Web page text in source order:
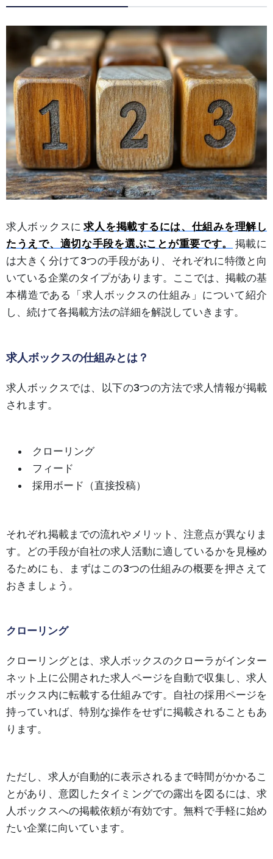
求人ボックスに 求人を掲載するには、仕組みを理解し
たうえで、適切な手段を選ぶことが重要です。
掲載に
は大きく分けて3つの手段があり、それぞれに特徴と向
いている企業のタイプがあります。ここでは、掲載の基
本構造である「求人ボックスの仕組み」について紹介
し、続けて各掲載方法の詳細を解説していきます。
求人ボックスの仕組みとは？
求人ボックスでは、以下の3つの方法で求人情報が掲載
されます。
クローリング
フィード
採用ボード（直接投稿）
それぞれ掲載までの流れやメリット、注意点が異なりま
す。どの手段が自社の求人活動に適しているかを見極め
るためにも、まずはこの3つの仕組みの概要を押さえて
おきましょう。
クローリング
クローリングとは、求人ボックスのクローラがインター
ネット上に公開された求人ページを自動で収集し、求人
ボックス内に転載する仕組みです。自社の採用ページを
持っていれば、特別な操作をせずに掲載されることもあ
ります。
ただし、求人が自動的に表示されるまで時間がかかるこ
とがあり、意図したタイミングでの露出を図るには、求
人ボックスへの掲載依頼が有効です。無料で手軽に始め
たい企業に向いています。